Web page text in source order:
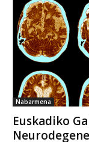
Nabarmena
Euskadiko